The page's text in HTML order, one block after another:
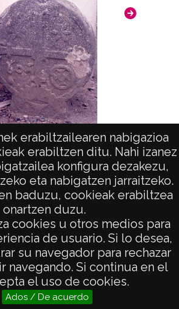
erabiltzailearen nabigazioa
erabiltzen ditu. Nahi izanez
konfigura dezakezu,
eta nabigatzen jarraitzeko.
baduzu, cookieak erabiltzea
onartzen duzu.
cookies u otros medios para
de usuario. Si lo desea,
su navegador para rechazar
navegando. Si continua en el
el uso de cookies.
Ados / De acuerdo
Estelas: Armendarits
LEGAL
DE PRIVACIDAD
CIUDADANA